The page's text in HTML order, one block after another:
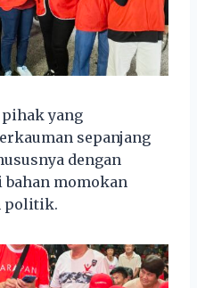
yang
sepanjang
dengan
bahan momokan
politik.